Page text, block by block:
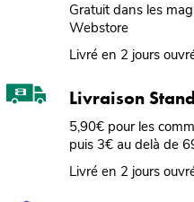
Gratuit dans les
Webstore
Livré en 2 jours
Livraison
5,90€ pour les
puis 3€ au delà de
Livré en 2 jours